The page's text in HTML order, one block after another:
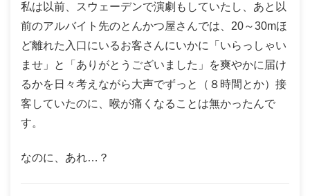
私は以前、スウェーデンで演劇もしていたし、あと以
前のアルバイト先のとんかつ屋さんでは、20～30mほ
ど離れた入口にいるお客さんにいかに「いらっしゃい
ませ」と「ありがとうございました」を爽やかに届け
るかを日々考えながら大声でずっと（８時間とか）接
客していたのに、喉が痛くなることは無かったんで
す。
なのに、あれ…？